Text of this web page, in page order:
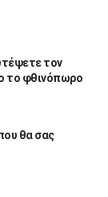
τον
το φθινόπωρο
θα σας